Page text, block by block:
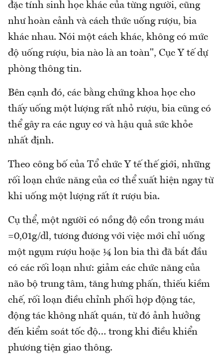
đặc tính sinh học khác của từng người, cũng
như hoàn cảnh và cách thức uống rượu, bia
khác nhau. Nói một cách khác, không có mức
độ uống rượu, bia nào là an toàn", Cục Y tế dự
phòng thông tin.
Bên cạnh đó, các bằng chứng khoa học cho
thấy uống một lượng rất nhỏ rượu, bia cũng có
thể gây ra các nguy cơ và hậu quả sức khỏe
nhất định.
Theo công bố của Tổ chức Y tế thế giới, những
rối loạn chức năng của cơ thể xuất hiện ngay từ
khi uống một lượng rất ít rượu bia.
Cụ thể, một người có nồng độ cồn trong máu
=0,01g/dl, tương đương với việc mới chỉ uống
một ngụm rượu hoặc ¼ lon bia thì đã bắt đầu
có các rối loạn như: giảm các chức năng của
não bộ trung tâm, tăng hưng phấn, thiếu kiềm
chế, rối loạn điều chỉnh phối hợp động tác,
động tác không nhất quán, từ đó ảnh hưởng
đến kiểm soát tốc độ… trong khi điều khiển
phương tiện giao thông.